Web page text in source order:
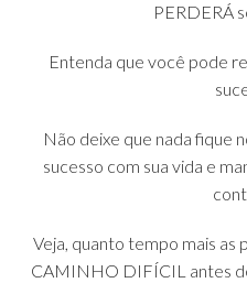
PERDERÁ
Entenda que você pode
Não deixe que nada fique
sucesso com sua vida e
Veja, quanto tempo mais as
CAMINHO DIFÍCIL antes